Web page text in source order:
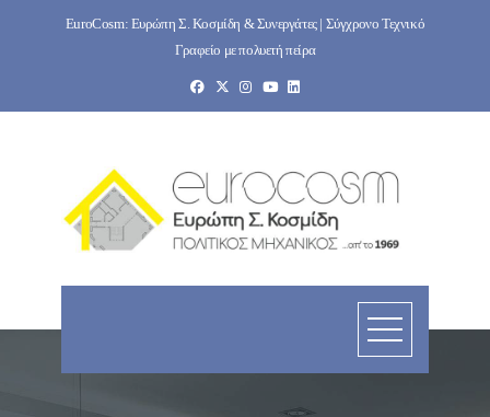
EuroCosm: Ευρώπη Σ. Κοσμίδη & Συνεργάτες | Σύγχρονο Τεχνικό
Γραφείο με πολυετή πείρα